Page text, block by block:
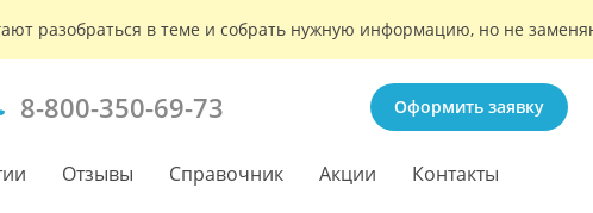
разобраться в теме и собрать нужную информацию, но не
8-800-350-69-73 Оформить заявку
Отзывы Справочник Акции Контакты